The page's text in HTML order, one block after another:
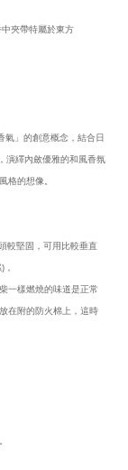
帶特屬於東方
氣」的創意概念，結合日
演繹內斂優雅的和風香氛
格的想像。
較堅固，可用比較垂直
一樣燃燒的味道是正常
在附的防火棉上，這時